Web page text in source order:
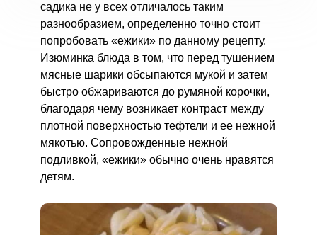
садика не у всех отличалось таким
разнообразием, определенно точно стоит
попробовать «ежики» по данному рецепту.
Изюминка блюда в том, что перед тушением
мясные шарики обсыпаются мукой и затем
быстро обжариваются до румяной корочки,
благодаря чему возникает контраст между
плотной поверхностью тефтели и ее нежной
мякотью. Сопровожденные нежной
подливкой, «ежики» обычно очень нравятся
детям.